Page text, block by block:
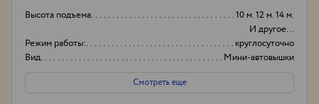
Высота подъема
10 м. 12 м. 14 м.
И другое...
Режим работы:
круглосуточно
Вид
Мини-автовышки
Высота вышки
15
Смотреть еще